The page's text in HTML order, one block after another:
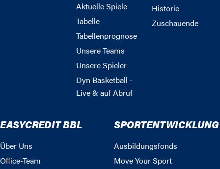
Aktuelle Spiele
Tabelle
Tabellenprognose
Unsere Teams
Unsere Spieler
Dyn Basketball -
Live & auf Abruf
Historie
Zuschauende
EASYCREDIT BBL
Über Uns
Office-Team
SPORTENTWICKLUNG
Ausbildungsfonds
Move Your Sport